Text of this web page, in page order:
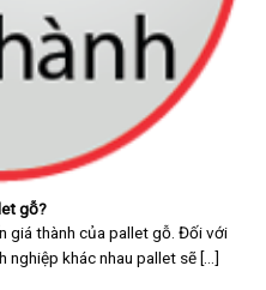
gỗ?
giá thành của pallet gỗ. Đối với
khác nhau pallet sẽ [...]